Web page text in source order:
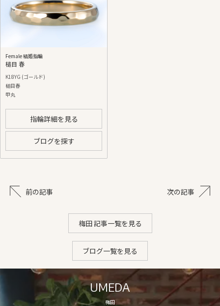
Female 結婚指輪
槌目 春
K18YG (ゴールド)
槌目春
甲丸
指輪詳細を見る
ブログを探す
前の記事 次の記事
梅田 記事一覧を見る
ブログ一覧を見る
UMEDA
梅田